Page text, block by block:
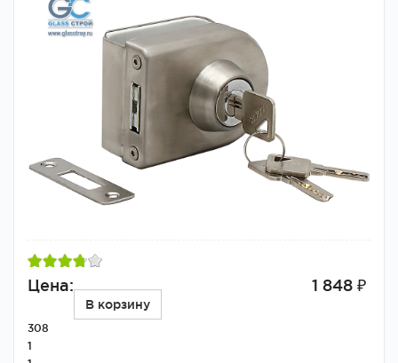
Цена: 1 848 ₽
В корзину
308
1